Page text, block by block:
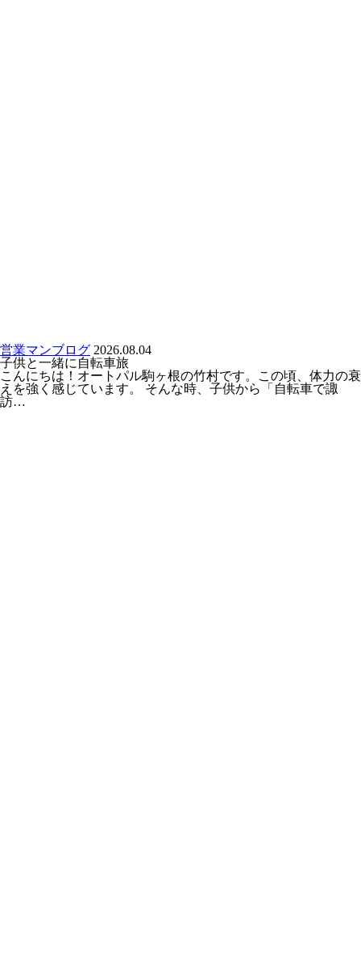
営業マンブログ 2026.08.04
子供と一緒に自転車旅
こんにちは！オートパル駒ヶ根の竹村です。この頃、体力の衰
えを強く感じています。 そんな時、子供から「自転車で諏
訪…